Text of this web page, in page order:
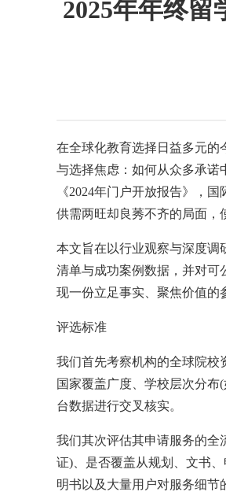
2025年年终
在全球化教育选择日益多元的
与选择焦虑：如何从众多承诺
《2024年门户开放报告》，
供需两旺却良莠不齐的局面，
本文旨在以行业观察与深度调
清单与成功案例数据，并对可
现一份立足事实、聚焦价值的
评选标准
我们首先考察机构的全球院校
国家覆盖广度、学校层次分
台数据进行交叉核实。
我们其次评估其申请服务的全
证)、是否覆盖从规划、文书
明书以及大量用户对服务细节